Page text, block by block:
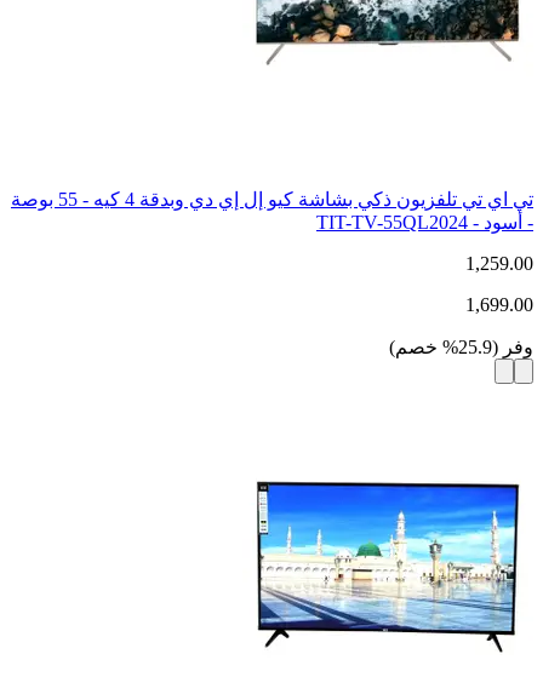
تي اي تي تلفزيون ذكي بشاشة كيو إل إي دي وبدقة 4 كيه - 55 بوصة
- أسود - TIT-TV-55QL2024
1,259.00
1,699.00
وفر (
25.9
% خصم)